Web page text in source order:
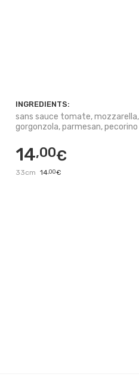
INGREDIENTS:
sans sauce tomate,
gorgonzola, parmesan, pecorino
14,00€
33cm 14 ,00€